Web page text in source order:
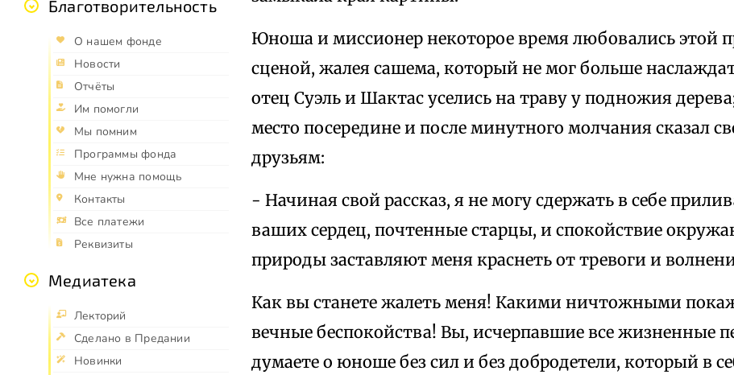
Благотворительность
О нашем фонде
Новости
Отчёты
Им помогли
Мы помним
Программы фонда
Мне нужна помощь
Контакты
Все платежи
Реквизиты
Медиатека
Лекторий
Сделано в Предании
Новинки
Юноша и миссионер некоторое время любовались этой
сценой, жалея сашема, который не мог больше
отец Суэль и Шактас уселись на траву у подножия
место посередине и после минутного молчания сказал
друзьям:
- Начиная свой рассказ, я не могу сдержать в себе
ваших сердец, почтенные старцы, и спокойствие
природы заставляют меня краснеть от тревоги и
Как вы станете жалеть меня! Какими ничтожными
вечные беспокойства! Вы, исчерпавшие все жизненные
думаете о юноше без сил и без добродетели, который в